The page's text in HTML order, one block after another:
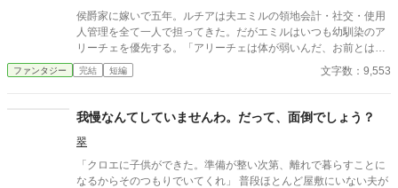
侯爵家に嫁いで五年。ルチアは夫エミルの領地会計・社交・使用
人管理を全て一人で担ってきた。だがエミルはいつも幼馴染のア
リーチェを優先する。「アリーチェは体が弱いんだ、お前とは違
う」——その言葉を百回聞いた日、ルチアは微笑んで離縁届に署
名した。「ええ、私は丈夫ですから。どうぞ幼馴染様をお大事
らの陳情の山、そして紅茶の淹れ方すら知らない自分。三ヶ月
後、かつて「地味な妻」と呼ばれたルチアは、辺境伯の財務顧問
として辣腕を振るっていた。
ファンタジー 完結 短編 文字数：9,553
我慢なんてしていませんわ。だって、面倒でしょう？
翠
「クロエに子供ができた。準備が整い次第、離れで暮らすことに
なるからそのつもりでいてくれ」 普段ほとんど屋敷にいない夫が